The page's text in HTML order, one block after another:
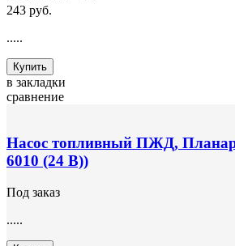
243 руб.
.....
Купить
в закладки
сравнение
Насос топливный ПЖД,
6010 (24 В))
Под заказ
.....